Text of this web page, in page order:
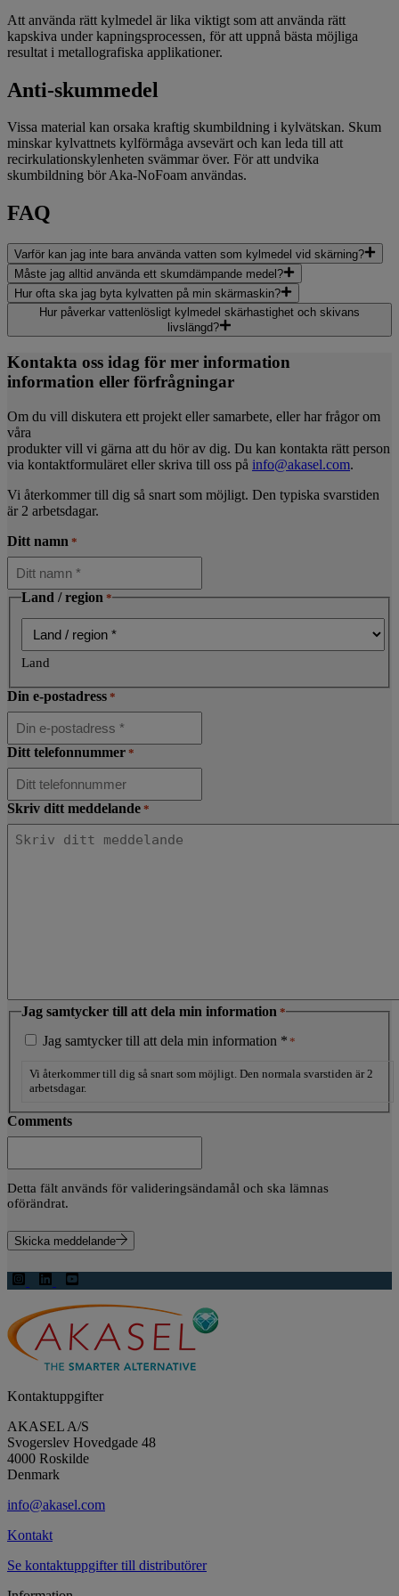
Att använda rätt kylmedel är lika viktigt som att använda rätt
kapskiva under kapningsprocessen, för att uppnå bästa möjliga
resultat i metallografiska applikationer.
Anti-skummedel
Vissa material kan orsaka kraftig skumbildning i kylvätskan. Skum
minskar kylvattnets kylförmåga avsevärt och kan leda till att
recirkulationskylenheten svämmar över. För att undvika
skumbildning bör Aka-NoFoam användas.
FAQ
Varför kan jag inte bara använda vatten som kylmedel vid skärning?
Måste jag alltid använda ett skumdämpande medel?
Hur ofta ska jag byta kylvatten på min skärmaskin?
Hur påverkar vattenlösligt kylmedel skärhastighet och skivans
livslängd?
Kontakta oss idag för mer information
information eller förfrågningar
Om du vill diskutera ett projekt eller samarbete, eller har frågor om
våra
produkter vill vi gärna att du hör av dig. Du kan kontakta rätt person
via kontaktformuläret eller skriva till oss på info@akasel.com.
Vi återkommer till dig så snart som möjligt. Den typiska svarstiden
är 2 arbetsdagar.
Ditt namn *
Land / region *
Land
Din e-postadress *
Ditt telefonnummer *
Skriv ditt meddelande *
Jag samtycker till att dela min information *
Jag samtycker till att dela min information * *
Vi återkommer till dig så snart som möjligt. Den normala svarstiden är 2
arbetsdagar.
Comments
Detta fält används för valideringsändamål och ska lämnas
oförändrat.
Skicka meddelande
Kontaktuppgifter
AKASEL A/S
Svogerslev Hovedgade 48
4000 Roskilde
Denmark
info@akasel.com
Kontakt
Se kontaktuppgifter till distributörer